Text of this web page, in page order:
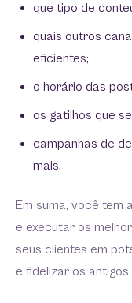
que tipo de
quais outros
eficientes;
o horário das
os gatilhos que
campanhas de
mais.
Em suma, você tem
e executar os
seus clientes em
e fidelizar os antigos.